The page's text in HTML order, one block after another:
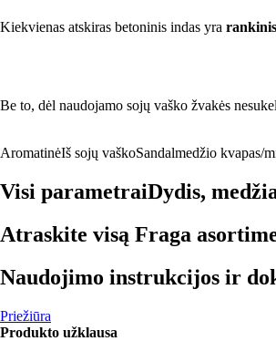
Kiekvienas atskiras betoninis indas yra
Be to, dėl naudojamo sojų vaško žvakės
AromatinėIš sojų vaškoSandalmedžio kvapas/
Visi parametraiDydis,
Atraskite visą Fraga
Naudojimo instrukcijos ir
Priežiūra
Produkto užklausa